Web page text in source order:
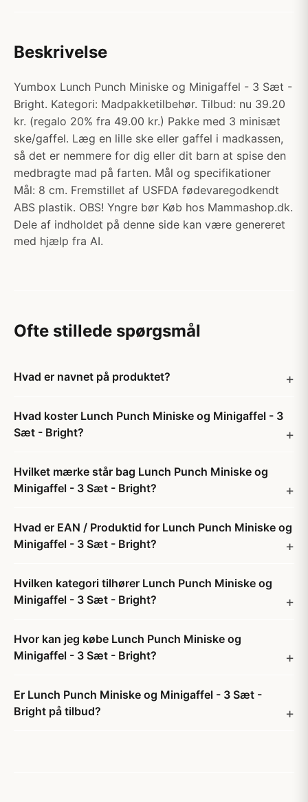
Beskrivelse
Yumbox Lunch Punch Miniske og Minigaffel - 3 Sæt -
Bright. Kategori: Madpakketilbehør. Tilbud: nu 39.20
kr. (regalo 20% fra 49.00 kr.) Pakke med 3 minisæt
ske/gaffel. Læg en lille ske eller gaffel i madkassen,
så det er nemmere for dig eller dit barn at spise den
medbragte mad på farten. Mål og specifikationer
Mål: 8 cm. Fremstillet af USFDA fødevaregodkendt
ABS plastik. OBS! Yngre bør Køb hos Mammashop.dk.
Dele af indholdet på denne side kan være genereret
med hjælp fra AI.
Ofte stillede spørgsmål
Hvad er navnet på produktet?
Hvad koster Lunch Punch Miniske og Minigaffel - 3
Sæt - Bright?
Hvilket mærke står bag Lunch Punch Miniske og
Minigaffel - 3 Sæt - Bright?
Hvad er EAN / Produktid for Lunch Punch Miniske og
Minigaffel - 3 Sæt - Bright?
Hvilken kategori tilhører Lunch Punch Miniske og
Minigaffel - 3 Sæt - Bright?
Hvor kan jeg købe Lunch Punch Miniske og
Minigaffel - 3 Sæt - Bright?
Er Lunch Punch Miniske og Minigaffel - 3 Sæt -
Bright på tilbud?